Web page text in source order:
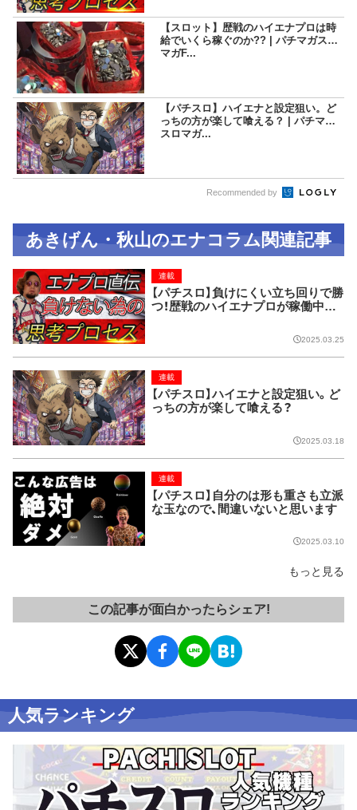
【スロット】歴戦のハイエナプロは時
給でいくら稼ぐのか?? | パチマガスロ
マガF...
【パチスロ】ハイエナと設定狙い。ど
っちの方が楽して喰える？ | パチマガ
スロマガ...
Recommended by
あきげん・秋山のエナコラム関連記事
【パチスロ】負けにくい立ち回りで勝
つ！歴戦のハイエナプロが稼働中に
連載
2025.03.25
【パチスロ】ハイエナと設定狙い。ど
っちの方が楽して喰える？
連載
2025.03.18
【パチスロ】自分のは形も重さも立派
な玉なので、間違いないと思います
連載
2025.03.10
もっと見る
この記事が面白かったらシェア!
人気ランキング